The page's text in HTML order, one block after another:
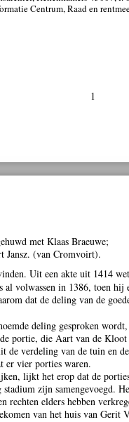
Centrum, Raad en
1
met Klaas Braeuwe;
Jansz. (van Cromvoirt).
Uit een akte uit 1414
al volwassen in 1386, toen hij
dat de deling van de
deling gesproken
portie, die Aart van de
de verdeling van de tuin en
er vier porties waren.
lijkt het erop dat de
zijn samengevoegd.
rechten elders hebben
van het huis van Gerit